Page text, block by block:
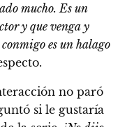
mucho. Es un
y que venga y
es un halago
no paró
si le gustaría